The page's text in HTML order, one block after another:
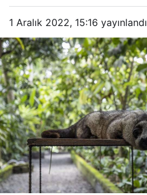
1 Aralık 2022, 15:16 yayınlandı